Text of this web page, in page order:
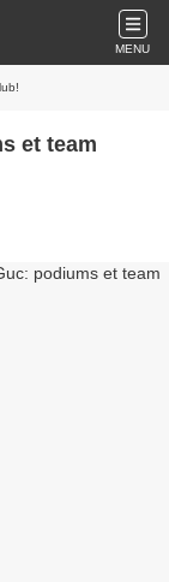
MENU
et team